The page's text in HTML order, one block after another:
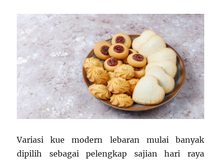
Variasi kue modern lebaran mulai banyak
dipilih sebagai pelengkap sajian hari raya